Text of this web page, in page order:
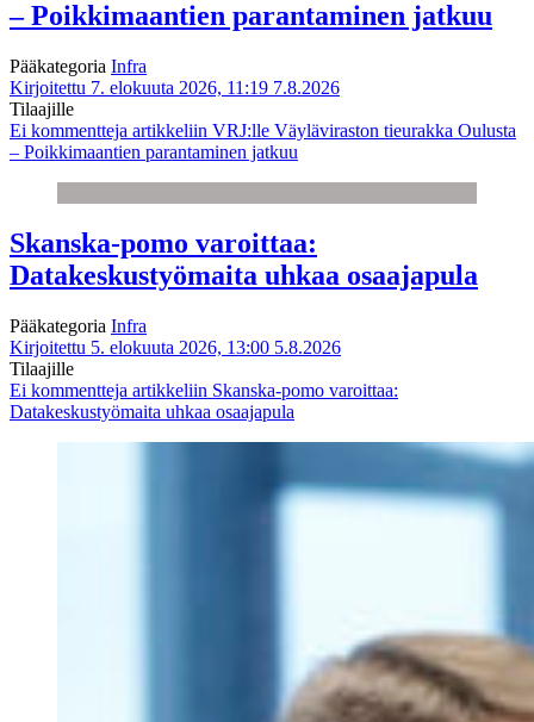
– Poikkimaantien parantaminen jatkuu
Pääkategoria Infra
Kirjoitettu 7. elokuuta 2026, 11:19 7.8.2026
Tilaajille
Ei kommentteja artikkeliin VRJ:lle Väyläviraston tieurakka Oulusta
– Poikkimaantien parantaminen jatkuu
Skanska-pomo varoittaa:
Datakeskustyömaita uhkaa osaajapula
Pääkategoria Infra
Kirjoitettu 5. elokuuta 2026, 13:00 5.8.2026
Tilaajille
Ei kommentteja artikkeliin Skanska-pomo varoittaa:
Datakeskustyömaita uhkaa osaajapula